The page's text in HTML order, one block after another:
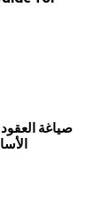
صياغة العقود